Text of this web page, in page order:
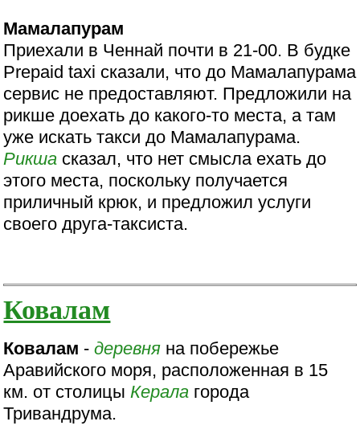
Мамалапурам
Приехали в Ченнай почти в 21-00. В будке
Prepaid taxi сказали, что до Мамалапурама
сервис не предоставляют. Предложили на
рикше доехать до какого-то места, а там
уже искать такси до Мамалапурама.
Рикша сказал, что нет смысла ехать до
этого места, поскольку получается
приличный крюк, и предложил услуги
своего друга-таксиста.
Ковалам
Ковалам -деревня на побережье
Аравийского моря, расположенная в 15
км. от столицыКерала города
Тривандрума.